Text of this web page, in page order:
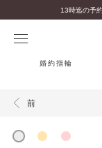
婚約指輪
前